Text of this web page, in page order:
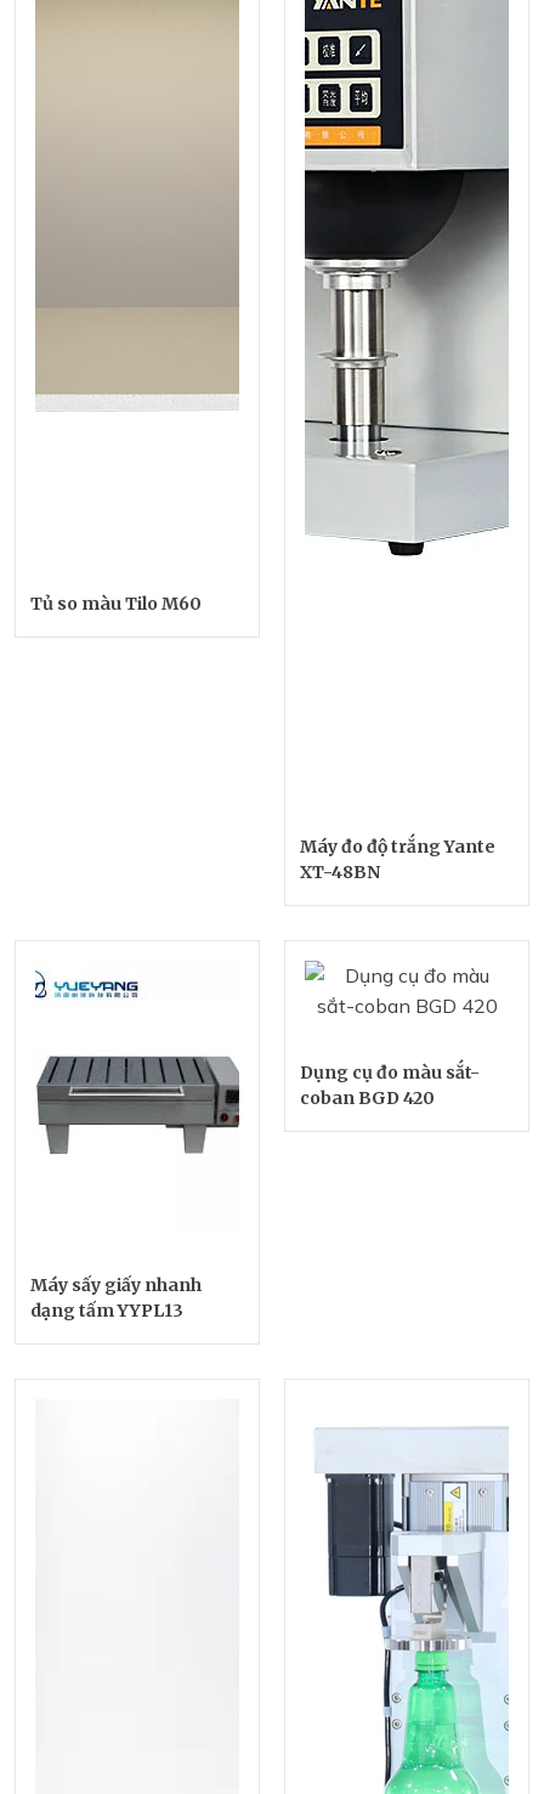
Tủ so màu Tilo M60
Máy đo độ trắng Yante
XT-48BN
Máy sấy giấy nhanh
dạng tấm YYPL13
Dụng cụ đo màu sắt-
coban BGD 420